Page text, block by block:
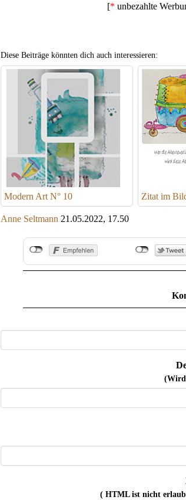
[* unbezahlte
Diese Beiträge könnten dich auch interessieren:
Modern Art N° 10 Zitat im
Anne Seltmann 21.05.2022, 17.50
( HTML ist nicht